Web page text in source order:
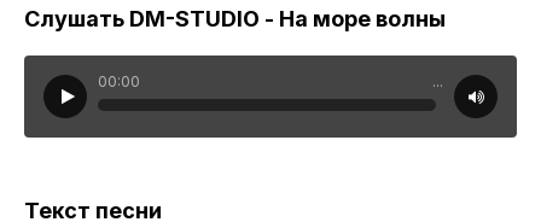
Слушать DM-STUDIO - На море волны
00:00 ...
Текст песни